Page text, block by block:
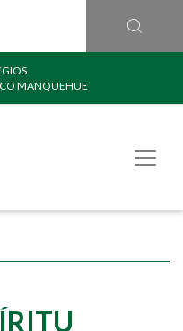
MANQUEHUE